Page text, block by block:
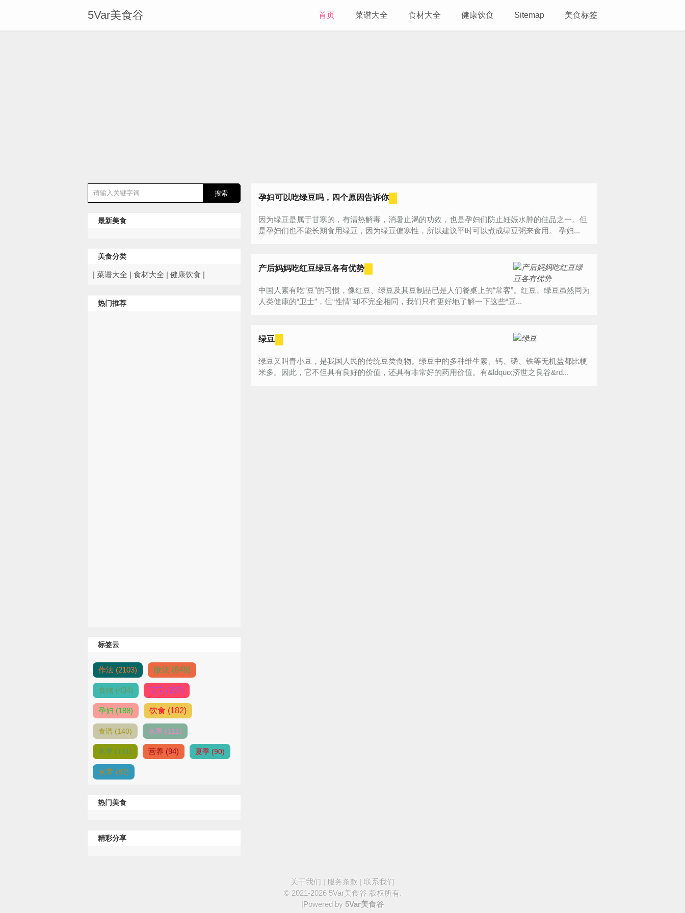
5Var美食谷 首页 菜谱大全 食材大全 健康饮食 Sitemap 美食标签
最新美食
美食分类
| 菜谱大全 | 食材大全 | 健康饮食 |
热门推荐
标签云
作法 (2103) 做法 (849)
食物 (434) 宝宝 (207)
孕妇 (188) 饮食 (182)
食谱 (140) 水果 (111)
冬季 (101) 营养 (94) 夏季 (90)
家常 (82)
热门美食
精彩分享
孕妇可以吃绿豆吗，四个原因告诉你
因为绿豆是属于甘寒的，有清热解毒，消暑止渴的功效，也是孕妇们防止妊娠水肿的佳品之一。但
是孕妇们也不能长期食用绿豆，因为绿豆偏寒性，所以建议平时可以煮成绿豆粥来食用。 孕妇...
产后妈妈吃红豆绿豆各有优势
中国人素有吃“豆”的习惯，像红豆、绿豆及其豆制品已是人们餐桌上的“常客”。红豆、绿豆虽然同为
人类健康的“卫士”，但“性情”却不完全相同，我们只有更好地了解一下这些“豆...
绿豆
绿豆又叫青小豆，是我国人民的传统豆类食物。绿豆中的多种维生素、钙、磷、铁等无机盐都比粳
米多。因此，它不但具有良好的价值，还具有非常好的药用价值。有&ldquo;济世之良谷&rd...
关于我们 | 服务条款 | 联系我们
© 2021-2026 5Var美食谷 版权所有.
|Powered by 5Var美食谷